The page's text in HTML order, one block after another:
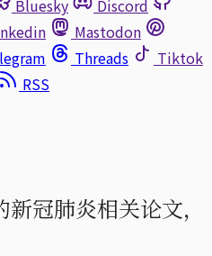
Bluesky
Discord
Mastodon
Threads
Tiktok
RSS
冠肺炎相关论文，